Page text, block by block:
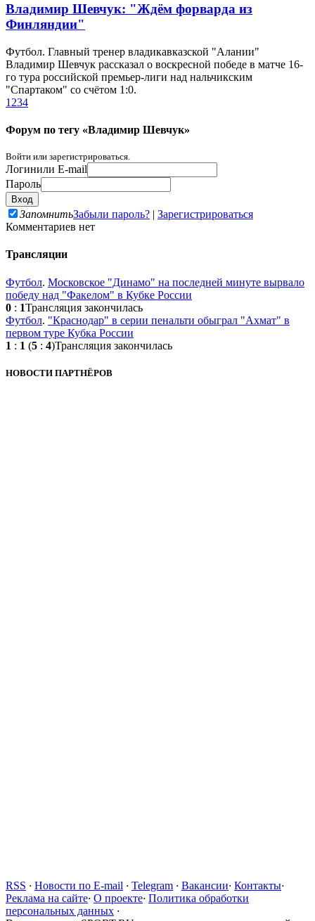
Владимир Шевчук: "Ждём форварда из
Финляндии"
Футбол. Главный тренер владикавказской "Алании"
Владимир Шевчук рассказал о воскресной победе в матче 16-
го тура российской премьер-лиги над нальчикским
"Спартаком" со счётом 1:0.
1 234
Форум по тегу «Владимир Шевчук»
Войти или зарегистрироваться.
Логинили E-mail
Пароль
ЗапомнитьЗабыли пароль? | Зарегистрироваться
Комментариев нет
Трансляции
Футбол. Московское "Динамо" на последней минуте вырвало
победу над "Факелом" в Кубке России
0 : 1Трансляция закончилась
Футбол. "Краснодар" в серии пенальти обыграл "Ахмат" в
первом туре Кубка России
1 : 1 (5 : 4)Трансляция закончилась
НОВОСТИ ПАРТНЁРОВ
RSS · Новости по E-mail · Telegram · Вакансии· Контакты·
Реклама на сайте· О проекте· Политика обработки
персональных данных ·